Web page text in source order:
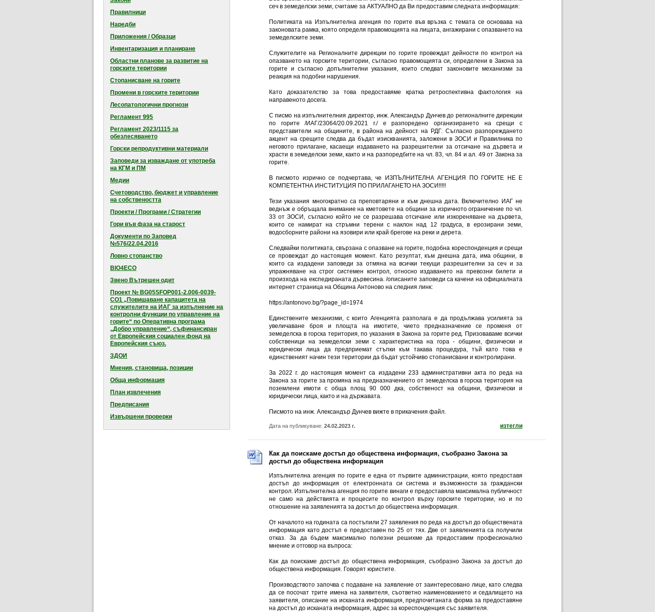
Правилници
Наредби
Приложения / Образци
Инвентаризация и планиране
Областни планове за развитие на
горските територии
Стопанисване на горите
Промени в горските територии
Лесопатологични прогнози
Регламент 995
Регламент 2023/1115 за
обезлесяването
Горски репродуктивни материали
Заповеди за изваждане от употреба
на КГМ и ПМ
Медии
Счетоводство, бюджет и управление
на собствеността
Проекти / Програми / Стратегии
Гори във фаза на старост
Документи по Заповед
№576/22.04.2016
Ловно стопанство
BIO4ECO
Звено Вътрешен одит
Проект № BG05SFOP001-2.006-0039-
CO1 „Повишаване капацитета на
служителите на ИАГ за изпълнение на
контролни функции по управление на
горите“ по Оперативна програма
„Добро управление“, съфинансиран
от Европейския социален фонд на
Европейския съюз.
ЗДОИ
Мнения, становища, позиции
Обща информация
План извлечения
Предписания
Извършени проверки
сеч в земеделски земи, считаме за АКТУАЛНО да Ви предоставим следната информация:
Политиката на Изпълнителна агенция по горите във връзка с темата се основава на
законовата рамка, която определя правомощията на лицата, ангажирани с опазването на
земеделските земи.
Служителите на Регионалните дирекции по горите провеждат дейности по контрол на
опазването на горските територии, съгласно правомощията си, определени в Закона за
горите и съгласно допълнителни указания, които следват законовите механизми за
реакция на подобни нарушения.
Като доказателство за това предоставяме кратка ретроспективна фактология на
направеното досега.
С писмо на изпълнителния директор, инж. Александър Дунчев до регионалните дирекции
по горите /ИАГ/23064/20.09.2021 г./ е разпоредено организирането на срещи с
представители на общините, в района на дейност на РДГ. Съгласно разпореждането
акцент на срещите следва да бъдат изискванията, заложени в ЗОСИ и Правилника по
неговото прилагане, касаещи издаването на разрешителни за отсичане на дървета и
храсти в земеделски земи, както и на разпоредбите на чл. 83, чл. 84 и ал. 49 от Закона за
горите.
В писмото изрично се подчертава, че ИЗПЪЛНИТЕЛНА АГЕНЦИЯ ПО ГОРИТЕ НЕ Е
КОМПЕТЕНТНА ИНСТИТУЦИЯ ПО ПРИЛАГАНЕТО НА ЗОСИ!!!!!
Тези указания многократно са преповтаряни и към днешна дата. Включително ИАГ не
веднъж е обръщала внимание на кметовете на общини за изричното ограничение по чл.
33 от ЗОСИ, съгласно който не се разрешава отсичане или изкореняване на дървета,
които се намират на стръмни терени с наклон над 12 градуса, в ерозирани земи,
водосборните райони на язовири или край брегове на реки и дерета.
Следвайки политиката, свързана с опазване на горите, подобна кореспонденция и срещи
се провеждат до настоящия момент. Като резултат, към днешна дата, има общини, в
които са издадени заповеди за отмяна на всички текущи разрешителни за сеч и за
упражняване на строг системен контрол, относно издаването на превозни билети и
произхода на експедираната дървесина. /описаните заповеди са качени на официалната
интернет страница на Община Антоново на следния линк:
https://antonovo.bg/?page_id=1974
Единствените механизми, с които Агенцията разполага е да продължава усилията за
увеличаване броя и площта на имотите, чието предназначение се променя от
земеделска в горска територия, по указания в Закона за горите ред. Призоваваме всички
собственици на земеделски земи с характеристика на гора - общини, физически и
юридически лица да предприемат стъпки към такава процедура, тъй като това е
единственият начин тези територии да бъдат устойчиво стопанисвани и контролирани.
За 2022 г. до настоящия момент са издадени 233 административни акта по реда на
Закона за горите за промяна на предназначението от земеделска в горска територия на
поземлени имоти с обща площ 90 000 дка, собственост на общини, физически и
юридически лица, както и на държавата.
Писмото на инж. Александър Дунчев вижте в прикачения файл.
Дата на публикуване: 24.02.2023 г. изтеглидокумент: За „горещите картофи“ и
Как да поискаме достъп до обществена информация, съобразно Закона за
достъп до обществена информация
Изпълнителна агенция по горите е една от първите администрации, която предоставя
достъп до информация от електронната си система и възможности за граждански
контрол. Изпълнителна агенция по горите винаги е предоставяла максимална публичност
не само на действията и процесите по контрол върху горските територии, но и по
отношение на заявленията за достъп до обществена информация.
От началото на годината са постъпили 27 заявления по реда на достъп до обществената
информация като достъп е предоставен по 25 от тях. Две от заявленията са получили
отказ. За да бъдем максимално полезни решихме да предоставим професионално
мнение и отговор на въпроса:
Как да поискаме достъп до обществена информация, съобразно Закона за достъп до
обществена информация. Говорят юристите.
Производството започва с подаване на заявление от заинтересовано лице, като следва
да се посочат трите имена на заявителя, съответно наименованието и седалището на
заявителя, описание на исканата информация, предпочитаната форма за предоставяне
на достъп до исканата информация, адрес за кореспонденция със заявителя.